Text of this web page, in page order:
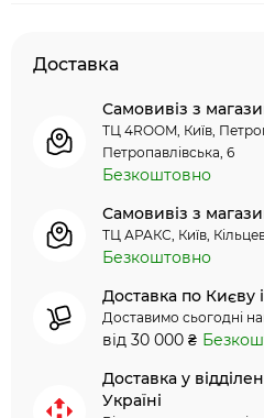
Доставка
Самовивіз з
ТЦ 4ROOM, Київ,
Петропавлівська, 6
Безкоштовно
Самовивіз з
ТЦ АРАКС, Київ,
Безкоштовно
Доставка по Києву
Доставимо сьогодні
від 30 000 ₴
Доставка у
Україні